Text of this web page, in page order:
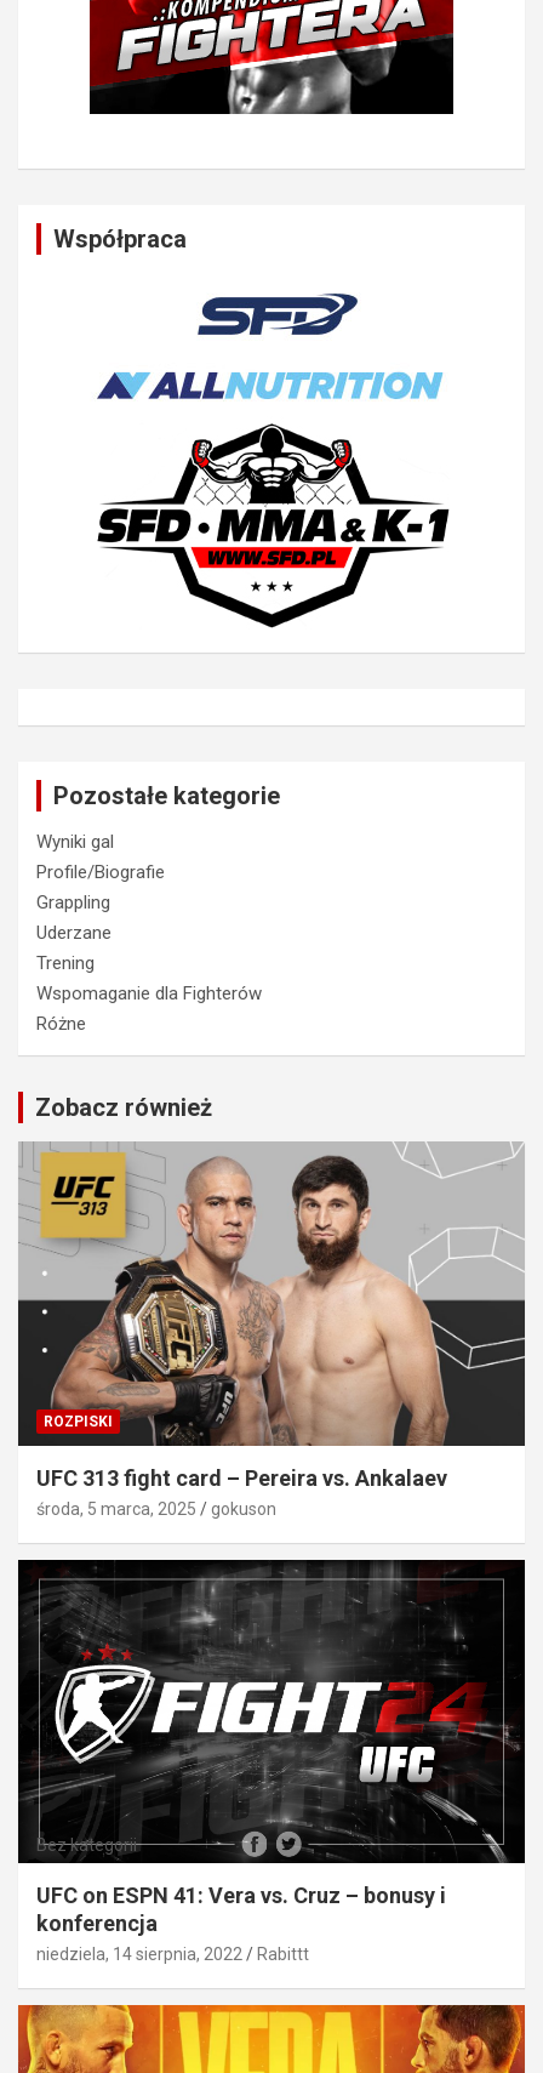
Współpraca
Pozostałe kategorie
Wyniki gal
Profile/Biografie
Grappling
Uderzane
Trening
Wspomaganie dla Fighterów
Różne
Zobacz również
ROZPISKI
UFC 313 fight card – Pereira vs. Ankalaev
środa, 5 marca, 2025 gokuson
Bez kategorii
UFC on ESPN 41: Vera vs. Cruz – bonusy i
konferencja
niedziela, 14 sierpnia, 2022 Rabittt